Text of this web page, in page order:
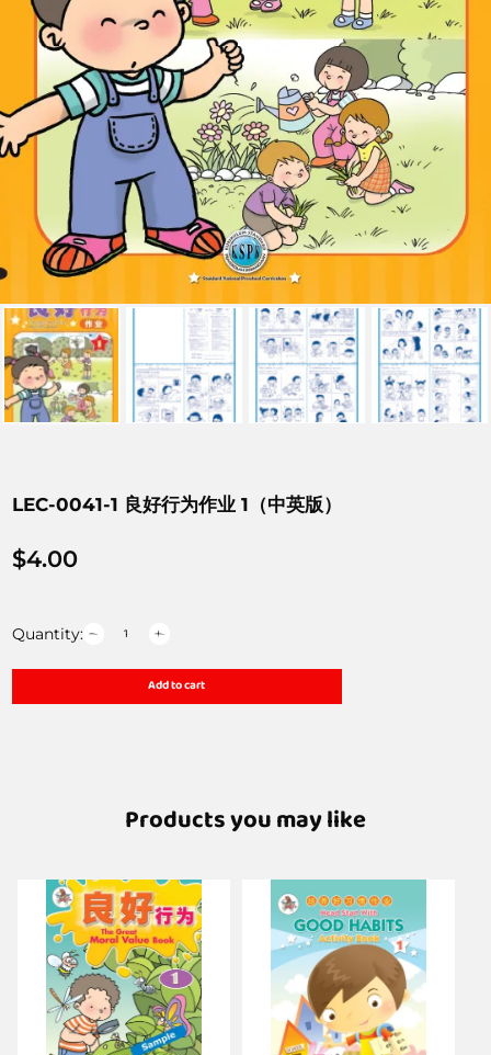
LEC-0041-1 良好行为作业 1（中英版）
$4.00
Quantity:
Add to cart
Products you may like